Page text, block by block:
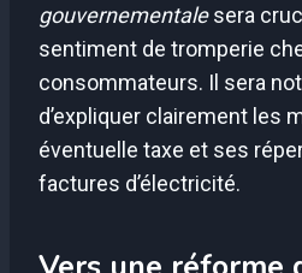
gouvernementalesera
sentiment de tromperie
consommateurs. Il sera
d’expliquer clairement les
éventuelle taxe et ses
factures d’électricité.